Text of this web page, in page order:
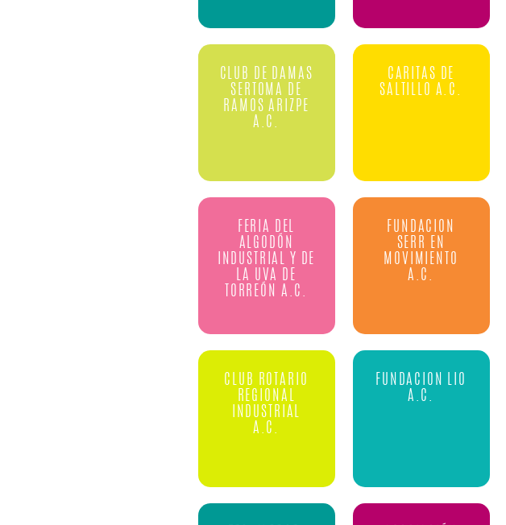
CLUB DE DAMAS
SERTOMA DE
RAMOS ARIZPE
A.C.
CARITAS DE
SALTILLO A.C.
FERIA DEL
ALGODÓN
INDUSTRIAL Y DE
LA UVA DE
TORREÓN A.C.
FUNDACION
SERR EN
MOVIMIENTO
A.C.
CLUB ROTARIO
REGIONAL
INDUSTRIAL
A.C.
FUNDACION LIO
A.C.